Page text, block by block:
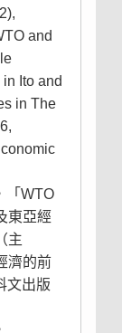
and
Ito and
in The
「WTO
東亞經
主
濟的前
文出版